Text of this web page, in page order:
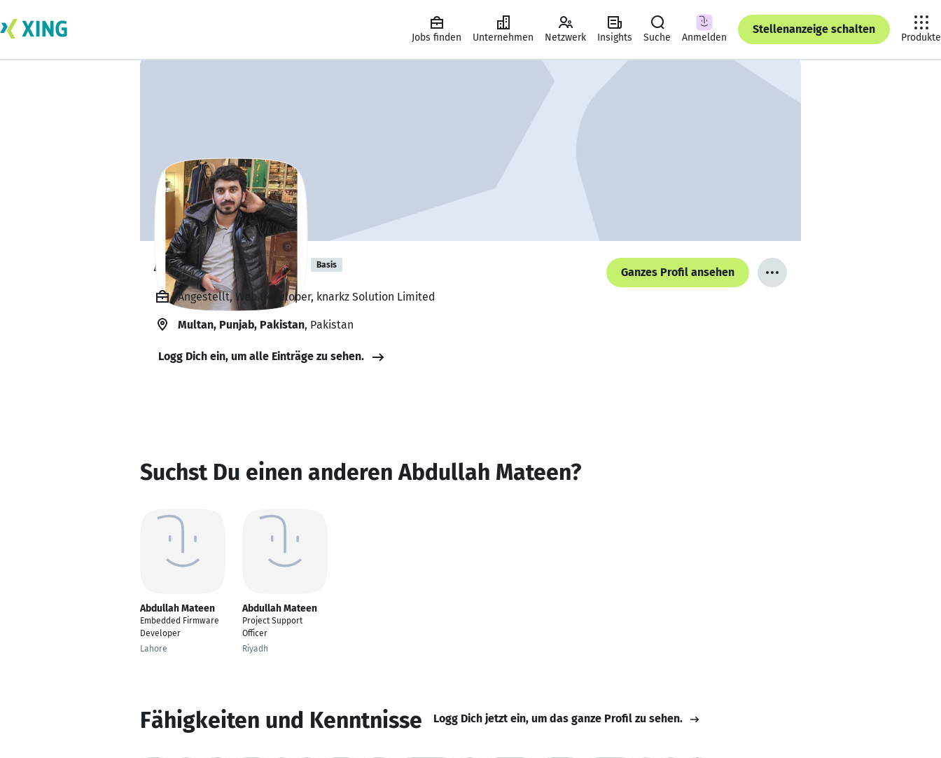
Jobs finden Unternehmen Netzwerk Insights Suche Anmelden
Stellenanzeige schalten
Produkte
Abdullah Mateen Basis
Ganzes Profil ansehen
Angestellt, Web Developer, knarkz Solution Limited
Multan, Punjab, Pakistan, Pakistan
Logg Dich ein, um alle Einträge zu sehen.
Suchst Du einen anderen Abdullah Mateen?
Abdullah Mateen
Embedded Firmware
Developer
Lahore
Abdullah Mateen
Project Support
Officer
Riyadh
Fähigkeiten und Kenntnisse Logg Dich jetzt ein, um das ganze Profil zu sehen.